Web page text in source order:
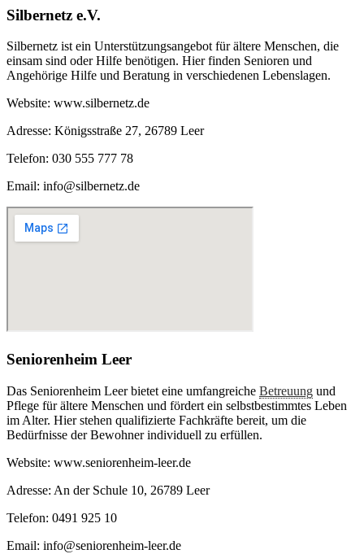
Silbernetz e.V.
Silbernetz ist ein Unterstützungsangebot für ältere Menschen, die
einsam sind oder Hilfe benötigen. Hier finden Senioren und
Angehörige Hilfe und Beratung in verschiedenen Lebenslagen.
Website: www.silbernetz.de
Adresse: Königsstraße 27, 26789 Leer
Telefon: 030 555 777 78
Email: info@silbernetz.de
Seniorenheim Leer
Das Seniorenheim Leer bietet eine umfangreiche Betreuung und
Pflege für ältere Menschen und fördert ein selbstbestimmtes Leben
im Alter. Hier stehen qualifizierte Fachkräfte bereit, um die
Bedürfnisse der Bewohner individuell zu erfüllen.
Website: www.seniorenheim-leer.de
Adresse: An der Schule 10, 26789 Leer
Telefon: 0491 925 10
Email: info@seniorenheim-leer.de